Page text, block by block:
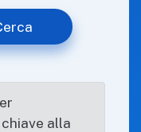
alla